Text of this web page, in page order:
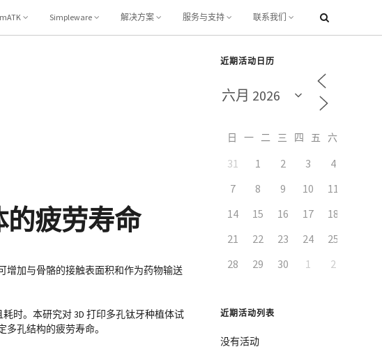
Simpleware 解决方案 服务与支持 联系我们
的疲劳寿命
增加与骨骼的接触表面积和作为药物输送
时。本研究对 3D 打印多孔钛牙种植体试
孔结构的疲劳寿命。
近期活动日历
日 一 二 三 四 五
31 1 2 3 4
7
8 9 10 11
14
15 16 17 18
21
22 23 24 25
28
29 30 1 2
近期活动列表
没有活动